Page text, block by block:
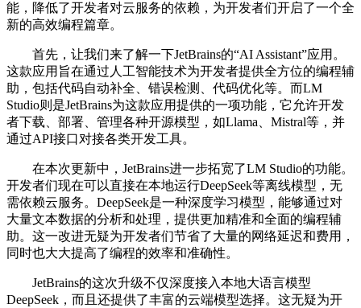
能，降低了开发者对云服务的依赖，为开发者们开启了一个全
新的高效编程篇章。
首先，让我们来了解一下JetBrains的“AI Assistant”应用。
这款应用旨在通过人工智能技术为开发者提供全方位的编程辅
助，包括代码自动补全、错误检测、代码优化等。而LM
Studio则是JetBrains为这款应用提供的一项功能，它允许开发
者下载、部署、管理各种开源模型，如Llama、Mistral等，并
通过API接口对接各类开发工具。
在本次更新中，JetBrains进一步拓宽了LM Studio的功能。
开发者们现在可以直接在本地运行DeepSeek等离线模型，无
需依赖云服务。DeepSeek是一种深度学习模型，能够通过对
大量文本数据的分析和处理，提供更加精准和全面的编程辅
助。这一改进无疑为开发者们节省了大量的网络延迟和费用，
同时也大大提高了编程的效率和准确性。
JetBrains的这次升级不仅深度接入本地大语言模型
DeepSeek，而且还提供了丰富的云端模型选择。这无疑为开